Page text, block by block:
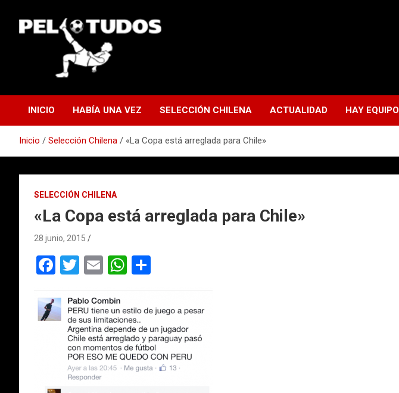
contenido
INICIO HABÍA UNA VEZ SELECCIÓN CHILENA ACTUALIDAD HAY EQUIPO
Inicio Selección Chilena «La Copa está arreglada para Chile»
SELECCIÓN CHILENA
«La Copa está arreglada para Chile»
28 junio, 2015
F
ce
b
T
tt
er
E
ail
W
at
s
A
p
p
m
p
ar
tir